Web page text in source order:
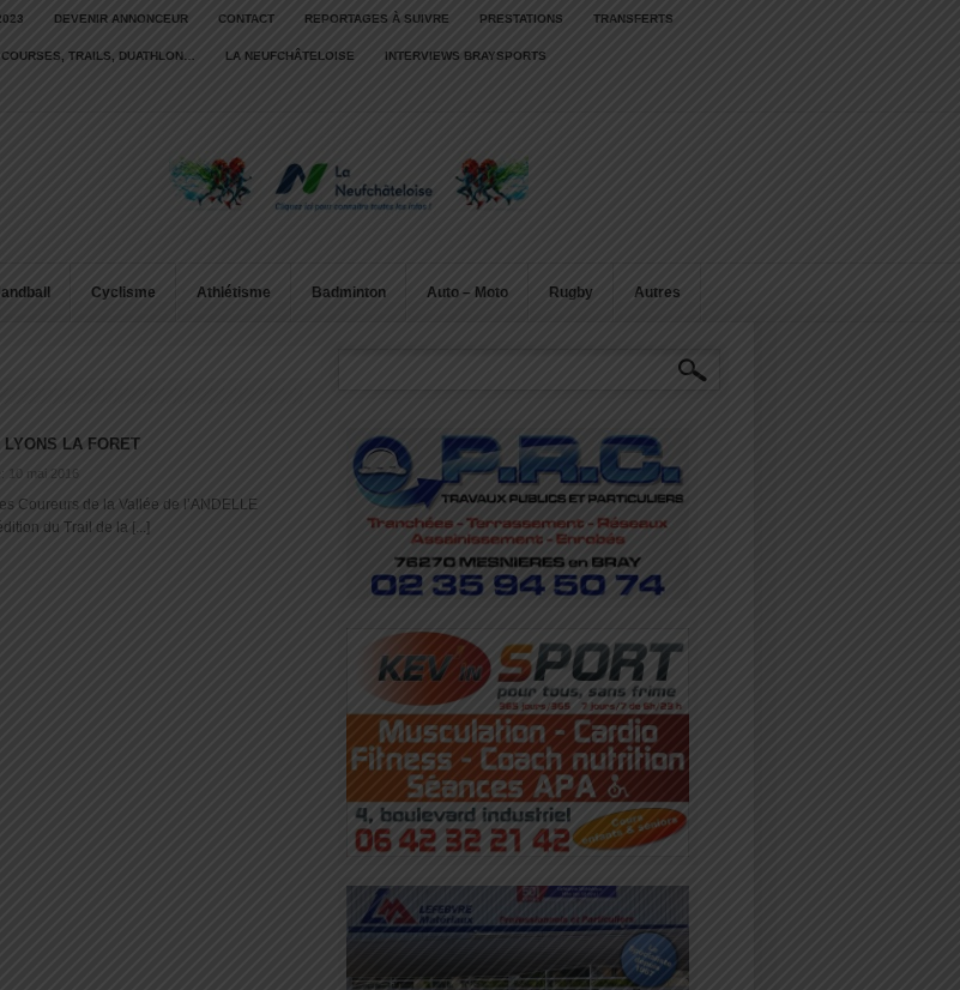
DEVENIR ANNONCEUR CONTACT REPORTAGES À SUIVRE PRESTATIONS TRANSFERTS
TRAILS, DUATHLON… LA NEUFCHÂTELOISE INTERVIEWS BRAYSPORTS
Cyclisme Athlétisme Badminton Auto – Moto Rugby Autres
LYONS LA FORET
10 mai 2016
Coureurs de la Vallée de l’ANDELLE
du Trail de la [...]